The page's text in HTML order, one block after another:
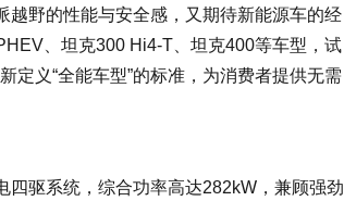
野的性能与安全感，又期待新能源车的经
、坦克300 Hi4-T、坦克400等车型，试
定义“全能车型”的标准，为消费者提供无需
四驱系统，综合功率高达282kW，兼顾强劲